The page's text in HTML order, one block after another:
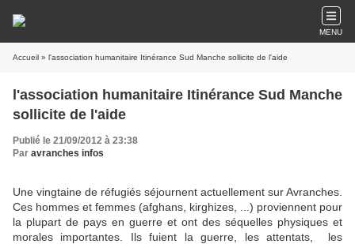
MENU
Accueil » l'association humanitaire Itinérance Sud Manche sollicite de l'aide
l'association humanitaire Itinérance Sud Manche
sollicite de l'aide
Publié le 21/09/2012 à 23:38
Par avranches infos
Une vingtaine de réfugiés séjournent actuellement sur Avranches.
Ces hommes et femmes (afghans, kirghizes, ...) proviennent pour
la plupart de pays en guerre et ont des séquelles physiques et
morales importantes. Ils fuient la guerre, les attentats, les